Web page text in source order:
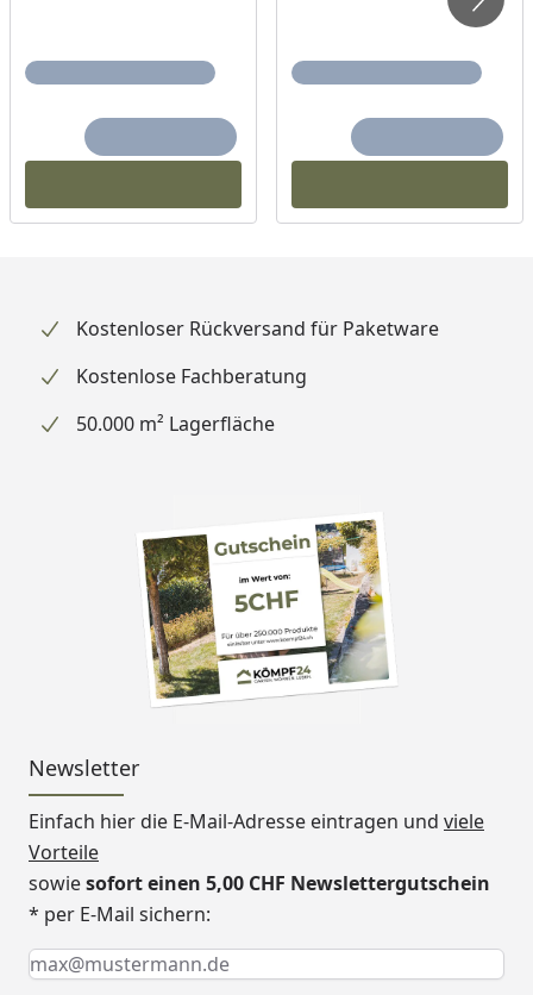
Kostenloser Rückversand für Paketware
Kostenlose Fachberatung
50.000 m² Lagerfläche
Newsletter
Einfach hier die E-Mail-Adresse eintragen und viele
Vorteile
sowiesofort einen 5,00 CHF Newslettergutschein
* per E-Mail sichern:
Keine Eingabe erforderlich
Eingabe erforderlich
E-Mail *